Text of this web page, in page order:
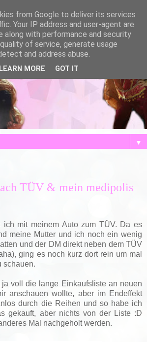
▼
TÜV & mein medipolis
ich mit meinem Auto zum TÜV. Da es
meine Mutter und ich noch ein wenig
und der DM direkt neben dem TÜV
ging es noch kurz dort rein um mal
schauen.
voll die lange Einkaufsliste an neuen
anschauen wollte, aber im Endeffekt
durch die Reihen und so habe ich
gekauft, aber nichts von der Liste :D
Mal nachgeholt werden.
from Google to deliver its services
Your IP address and user-agent are
along with performance and security
of service, generate usage
and address abuse.
LEARN MORE GOT IT